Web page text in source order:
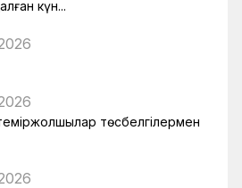
күн...
төсбелгілермен